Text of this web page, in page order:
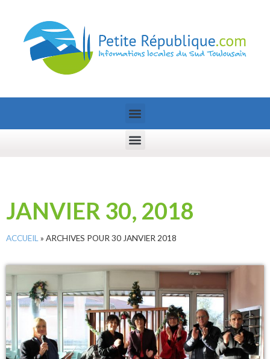
JANVIER 30, 2018
ACCUEIL » ARCHIVES POUR 30 JANVIER 2018